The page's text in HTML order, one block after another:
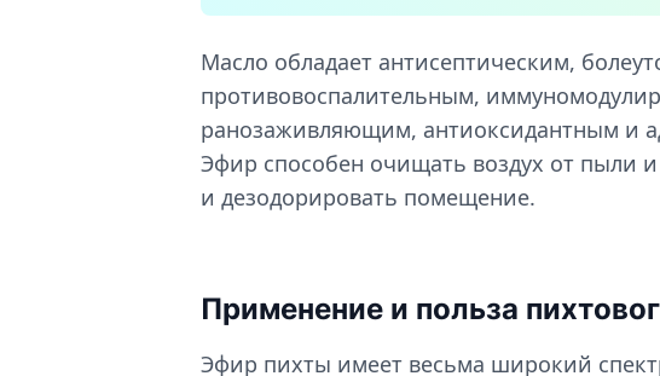
Масло обладает антисептическим,
противовоспалительным,
ранозаживляющим, антиоксидантным и
Эфир способен очищать воздух от пыли
и дезодорировать помещение.
Применение и польза
Эфир пихты имеет весьма широкий